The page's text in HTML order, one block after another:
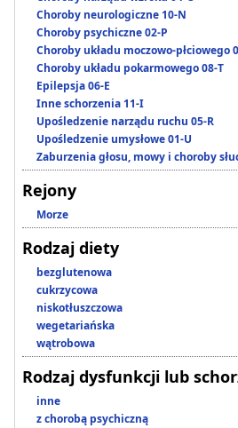
Choroby neurologiczne 10-N
Choroby psychiczne 02-P
Choroby układu moczowo-płciowego
Choroby układu pokarmowego 08-T
Epilepsja 06-E
Inne schorzenia 11-I
Upośledzenie narządu ruchu 05-R
Upośledzenie umysłowe 01-U
Zaburzenia głosu, mowy i choroby
Rejony
Morze
Rodzaj diety
bezglutenowa
cukrzycowa
niskotłuszczowa
wegetariańska
wątrobowa
Rodzaj dysfunkcji lub
inne
z chorobą psychiczną